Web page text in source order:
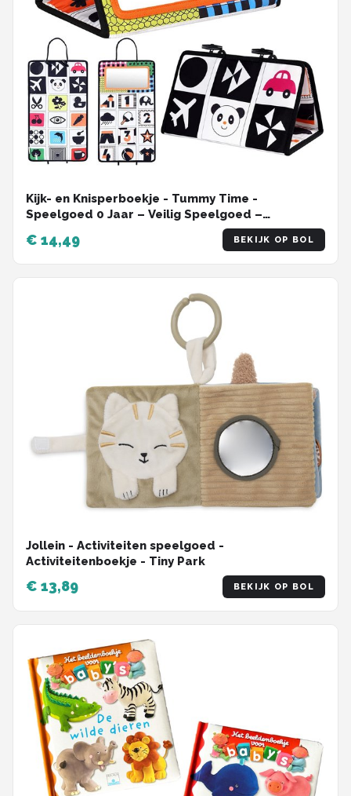
Kijk- en Knisperboekje - Tummy Time -
Speelgoed 0 Jaar – Veilig Speelgoed –
Pasgeborene Speelgoed - Montessori
Speelgoed - Veilig Buggyboekje - Baby's Eerste
Boekje - 0 Maanden
€ 14,49 BEKIJK OP BOL
Jollein - Activiteiten speelgoed -
Activiteitenboekje - Tiny Park
€ 13,89 BEKIJK OP BOL